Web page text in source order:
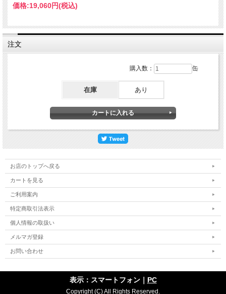
オイルゲーターは、油を分解するバクテリアとそのバクテリアを生かすための、栄
養剤が入ったセルロース繊維の油吸着剤で、土壌改良剤に最適です。
価格:19,060円(税込)
注文
購入数： 缶
在庫 あり
お店のトップへ戻る
カートを見る
ご利用案内
特定商取引法表示
個人情報の取扱い
メルマガ登録
お問い合わせ
表示：スマートフォン｜ PC
Copyright (C) All Rights Reserved.